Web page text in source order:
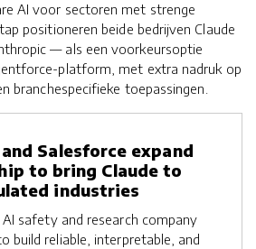
AI voor sectoren met strenge
positioneren beide bedrijven Claude
— als een voorkeursoptie
platform, met extra nadruk op
branchespecifieke toepassingen.
Salesforce expand
to bring Claude to
industries
safety and research company
build reliable, interpretable, and